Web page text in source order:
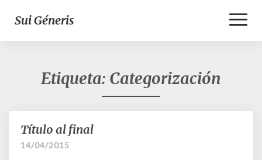
Sui Géneris
Etiqueta: Categorización
Título
al
Título al final
14/04/2015